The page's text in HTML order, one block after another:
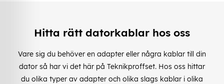
Hitta rätt datorkablar hos oss
Vare sig du behöver en adapter eller några kablar till din
dator så har vi det här på Teknikproffset. Hos oss hittar
du olika typer av adapter och olika slags kablar i olika